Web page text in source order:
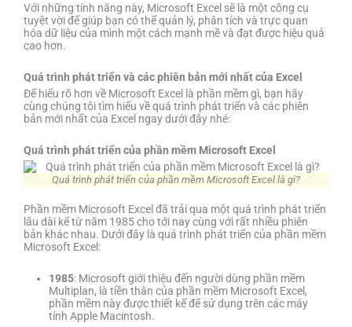
Với những tính năng này, Microsoft Excel sẽ là một công cụ
tuyệt vời để giúp bạn có thể quản lý, phân tích và trực quan
hóa dữ liệu của mình một cách mạnh mẽ và đạt được hiệu quả
cao hơn.
Quá trình phát triển và các phiên bản mới nhất của Excel
Để hiểu rõ hơn về Microsoft Excel là phần mềm gì, bạn hãy
cùng chúng tôi tìm hiểu về quá trình phát triển và các phiên
bản mới nhất của Excel ngay dưới đây nhé:
Quá trình phát triển của phần mềm Microsoft Excel
Quá trình phát triển của phần mềm Microsoft Excel là gì?
Phần mềm Microsoft Excel đã trải qua một quá trình phát triển
lâu dài kể từ năm 1985 cho tới nay cùng với rất nhiều phiên
bản khác nhau. Dưới đây là quá trình phát triển của phần mềm
Microsoft Excel:
1985: Microsoft giới thiệu đến người dùng phần mềm
Multiplan, là tiền thân của phần mềm Microsoft Excel,
phần mềm này được thiết kế để sử dụng trên các máy
tính Apple Macintosh.